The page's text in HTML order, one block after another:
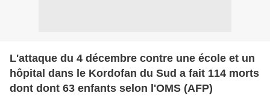
L'attaque du 4 décembre contre une école et un
hôpital dans le Kordofan du Sud a fait 114 morts
dont dont 63 enfants selon l'OMS (AFP)